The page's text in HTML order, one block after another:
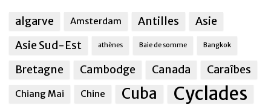
algarve Amsterdam Antilles
Asie
Asie Sud-Est
athènes Baie de somme Bangkok
Bretagne Cambodge Canada Caraîbes
Chiang Mai Chine Cuba Cyclades